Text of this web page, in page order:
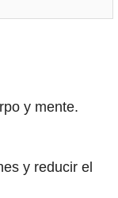
y mente.
y reducir el